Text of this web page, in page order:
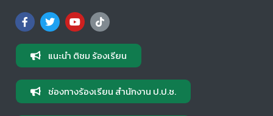
แนะนำ ติชม ร้องเรียน
ช่องทางร้องเรียน สำนักงาน ป.ป.ช.